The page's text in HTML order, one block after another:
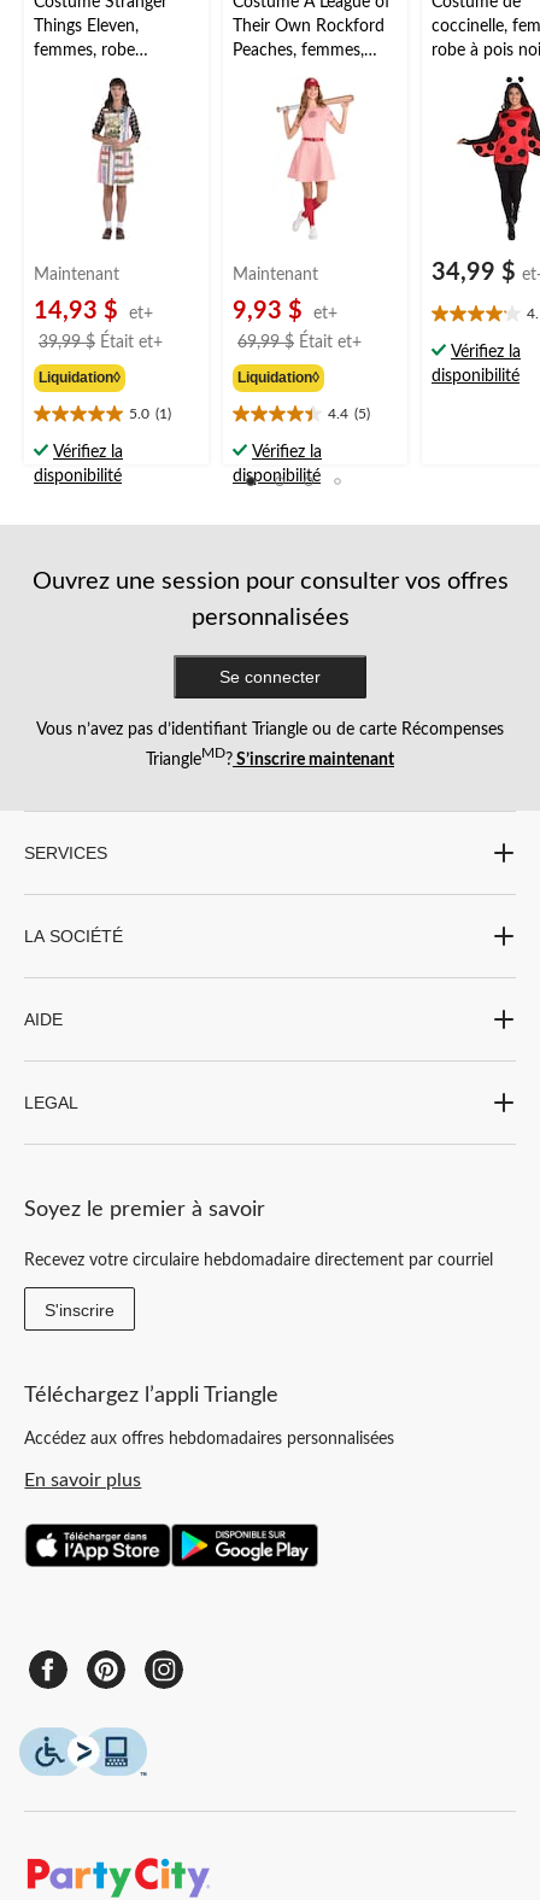
Things Eleven,
femmes, robe
multicolore, tailles
Maintenant
14,93 $
et+
39,99 $ Était et+prix
partir
Liquidation◊
5.0 (1)
5.0
étoile(s)
sur
Vérifiez la
disponibilité
Their Own Rockford
Peaches, femmes,
robe rose avec
chapeau et
chaussettes, tailles
Maintenant
9,93 $
et+
69,99 $ Était et+prix
partir
Liquidation◊
4.4 (5)
4.4
étoile(s)
sur
Vérifiez la
disponibilité
coccinelle,
robe à pois
avec ailes et
taille
34,99 $
4.1
étoile(s)
sur
Vérifiez la
disponibilité
Ouvrez une session pour consulter vos offres
personnalisées
Se connecter
Vous n’avez pas d’identifiant Triangle ou de carte Récompenses
TriangleMD? S’inscrire maintenant
SERVICES
LA SOCIÉTÉ
AIDE
LEGAL
Soyez le premier à savoir
Recevez votre circulaire hebdomadaire directement par courriel
S'inscrire
Téléchargez l’appli Triangle
Accédez aux offres hebdomadaires personnalisées
En savoir plus